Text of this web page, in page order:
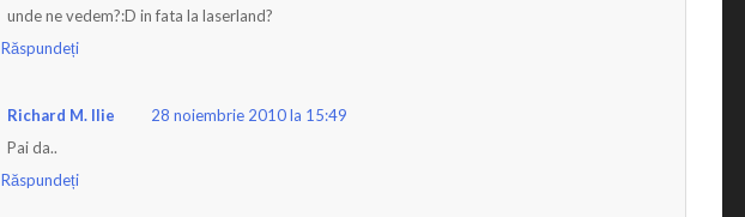
unde ne vedem?:D in fata la laserland?
Răspundeți
Richard M. Ilie
28 noiembrie 2010 la 15:49
Pai da..
Răspundeți